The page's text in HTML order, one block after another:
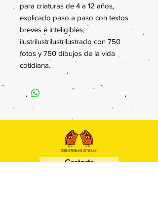
para criaturas de 4 a 12 años,
explicado paso a paso con textos
breves e inteligibles,
ilustrilustrilustrilustrado con 750
fotos y 750 dibujos de la vida
cotidiana.
Contacto